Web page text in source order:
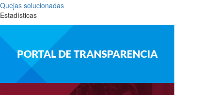
Quejas solucionadas
Estadísticas